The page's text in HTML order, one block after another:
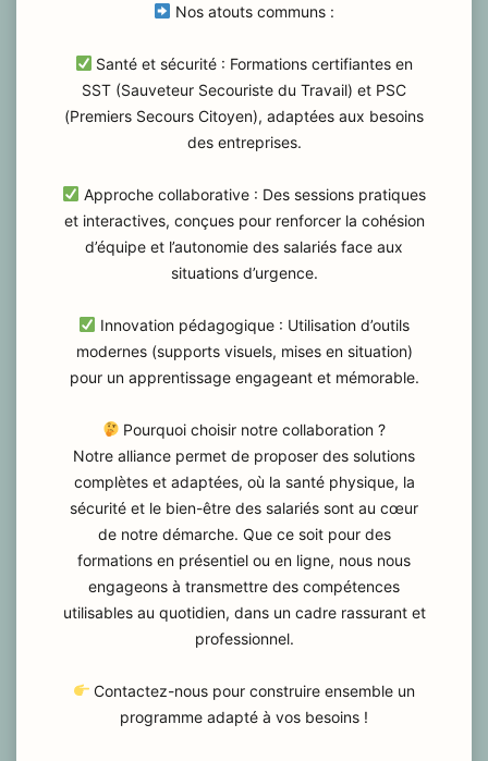
Nos atouts communs :
Santé et sécurité : Formations certifiantes en
SST (Sauveteur Secouriste du Travail) et PSC
(Premiers Secours Citoyen), adaptées aux besoins
des entreprises.
Approche collaborative : Des sessions pratiques
et interactives, conçues pour renforcer la cohésion
d’équipe et l’autonomie des salariés face aux
situations d’urgence.
Innovation pédagogique : Utilisation d’outils
modernes (supports visuels, mises en situation)
pour un apprentissage engageant et mémorable.
Pourquoi choisir notre collaboration ?
Notre alliance permet de proposer des solutions
complètes et adaptées, où la santé physique, la
sécurité et le bien-être des salariés sont au cœur
de notre démarche. Que ce soit pour des
formations en présentiel ou en ligne, nous nous
engageons à transmettre des compétences
utilisables au quotidien, dans un cadre rassurant et
professionnel.
Contactez-nous pour construire ensemble un
programme adapté à vos besoins !